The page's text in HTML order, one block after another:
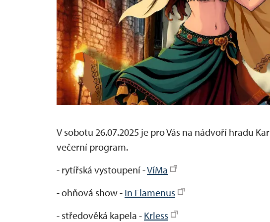
V sobotu 26.07.2025 je pro Vás na nádvoří hradu
večerní program.
- rytířská vystoupení -VíMa
- ohňová show - In Flamenus
- středověká kapela - Krless